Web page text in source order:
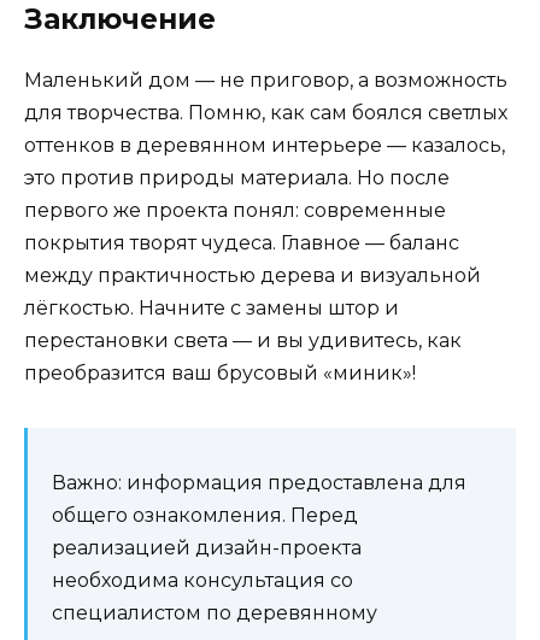
Заключение
Маленький дом — не приговор, а возможность
для творчества. Помню, как сам боялся светлых
оттенков в деревянном интерьере — казалось,
это против природы материала. Но после
первого же проекта понял: современные
покрытия творят чудеса. Главное — баланс
между практичностью дерева и визуальной
лёгкостью. Начните с замены штор и
перестановки света — и вы удивитесь, как
преобразится ваш брусовый «миник»!
Важно: информация предоставлена для
общего ознакомления. Перед
реализацией дизайн-проекта
необходима консультация со
специалистом по деревянному